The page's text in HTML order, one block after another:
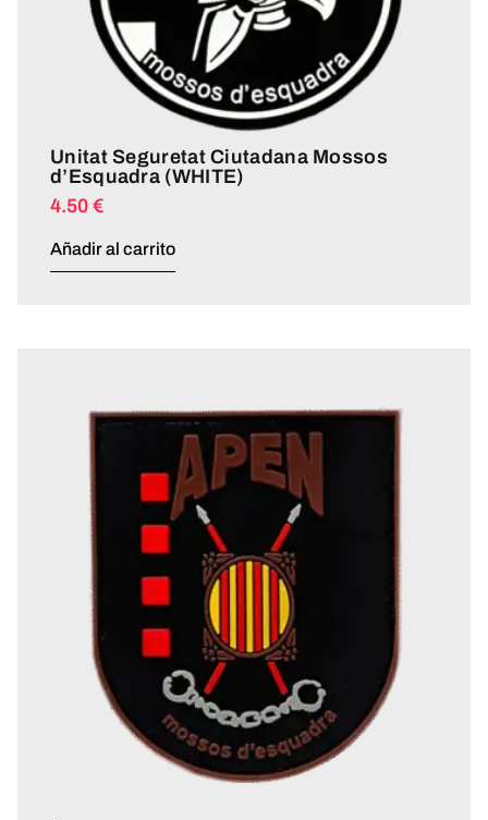
Unitat Seguretat Ciutadana Mossos
d’Esquadra (WHITE)
4.50 €
Añadir al carrito